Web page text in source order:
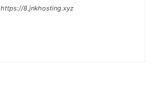
https://8.jnkhosting.xyz